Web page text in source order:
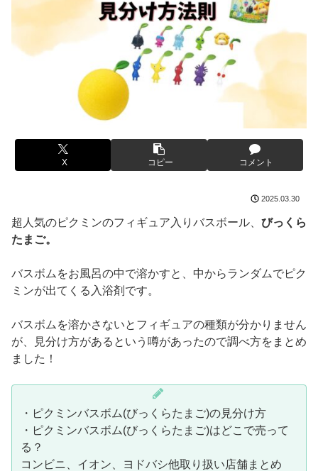
X コピー コメント
2025.03.30
超人気のピクミンのフィギュア入りバスボール、 びっくら
たまご。
バスボムをお風呂の中で溶かすと、中からランダムでピク
ミンが出てくる入浴剤です。
バスボムを溶かさないとフィギュアの種類が分かりません
が、見分け方があるという噂があったので調べ方をまとめ
ました！
・ピクミンバスボム(びっくらたまご)の見分け方
・ピクミンバスボム(びっくらたまご)はどこで売って
る？
コンビニ、イオン、ヨドバシ他取り扱い店舗まとめ